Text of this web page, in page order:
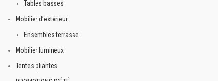
Tables basses
Mobilier d’extérieur
Ensembles terrasse
Mobilier lumineux
Tentes pliantes